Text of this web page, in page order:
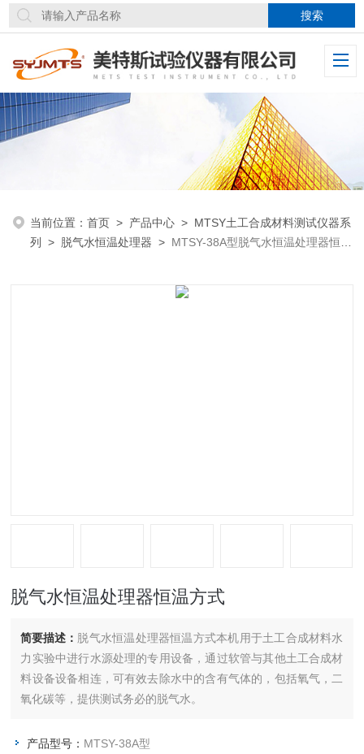
当前位置：首页 > 产品中心 > MTSY土工合成材料测试仪器系
列
> 脱气水恒温处理器 > MTSY-38A型脱气水恒温处理器恒温
脱气水恒温处理器恒温方式
简要描述： 脱气水恒温处理器恒温方式本机用于土工合成材料水
力实验中进行水源处理的专用设备，通过软管与其他土工合成材
料设备设备相连，可有效去除水中的含有气体的，包括氧气，二
氧化碳等，提供测试务必的脱气水。
产品型号： MTSY-38A型